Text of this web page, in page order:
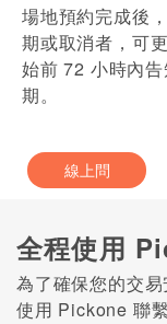
場地預約完成後
期或取消者，可
始前 72 小時內
期。
線上問
全程使用
為了確保您的交
使用 Pickone 聯